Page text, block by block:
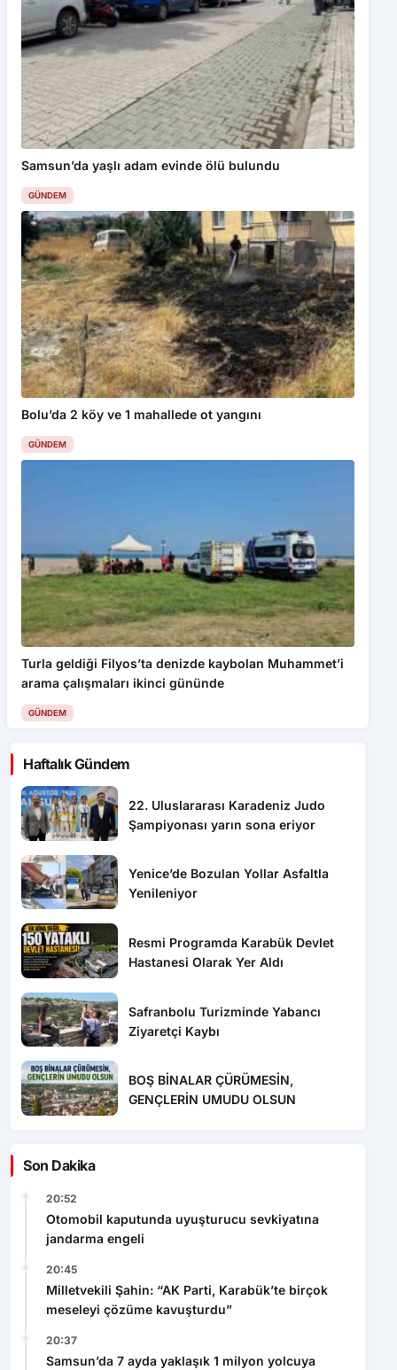
Samsun’da yaşlı adam evinde ölü bulundu
GÜNDEM
Bolu’da 2 köy ve 1 mahallede ot yangını
GÜNDEM
Turla geldiği Filyos’ta denizde kaybolan Muhammet’i
arama çalışmaları ikinci gününde
GÜNDEM
Haftalık Gündem
22. Uluslararası Karadeniz Judo
Şampiyonası yarın sona eriyor
Yenice’de Bozulan Yollar Asfaltla
Yenileniyor
Resmi Programda Karabük Devlet
Hastanesi Olarak Yer Aldı
Safranbolu Turizminde Yabancı
Ziyaretçi Kaybı
BOŞ BİNALAR ÇÜRÜMESİN,
GENÇLERİN UMUDU OLSUN
Son Dakika
20:52
Otomobil kaputunda uyuşturucu sevkiyatına
jandarma engeli
20:45
Milletvekili Şahin: “AK Parti, Karabük’te birçok
meseleyi çözüme kavuşturdu”
20:37
Samsun’da 7 ayda yaklaşık 1 milyon yolcuya